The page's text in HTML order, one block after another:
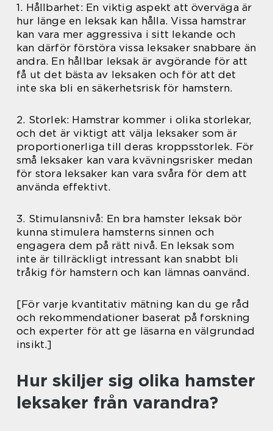
1. Hållbarhet: En viktig aspekt att överväga är
hur länge en leksak kan hålla. Vissa hamstrar
kan vara mer aggressiva i sitt lekande och
kan därför förstöra vissa leksaker snabbare än
andra. En hållbar leksak är avgörande för att
få ut det bästa av leksaken och för att det
inte ska bli en säkerhetsrisk för hamstern.
2. Storlek: Hamstrar kommer i olika storlekar,
och det är viktigt att välja leksaker som är
proportionerliga till deras kroppsstorlek. För
små leksaker kan vara kvävningsrisker medan
för stora leksaker kan vara svåra för dem att
använda effektivt.
3. Stimulansnivå: En bra hamster leksak bör
kunna stimulera hamsterns sinnen och
engagera dem på rätt nivå. En leksak som
inte är tillräckligt intressant kan snabbt bli
tråkig för hamstern och kan lämnas oanvänd.
[För varje kvantitativ mätning kan du ge råd
och rekommendationer baserat på forskning
och experter för att ge läsarna en välgrundad
insikt.]
Hur skiljer sig olika hamster
leksaker från varandra?